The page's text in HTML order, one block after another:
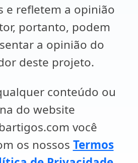
e refletem a opinião
portanto, podem
a opinião do
deste projeto.
conteúdo ou
do website
você
os nossos Termos